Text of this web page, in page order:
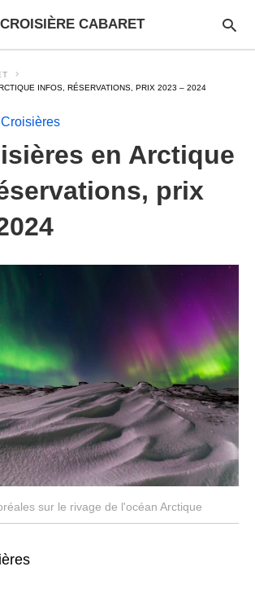
CROISIÈRE CABARET
INFOS, RÉSERVATIONS, PRIX 2023 – 2024
en Arctique
prix
sur le rivage de l'océan Arctique